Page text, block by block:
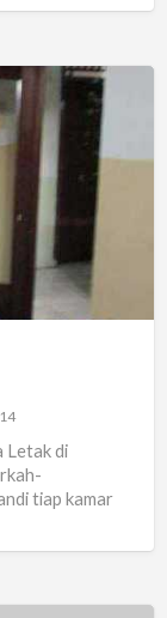
Letak di
tiap kamar